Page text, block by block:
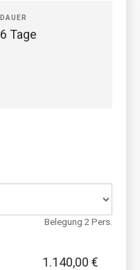
DAUER
6 Tage
Belegung 2 Pers.
1.140,00 €